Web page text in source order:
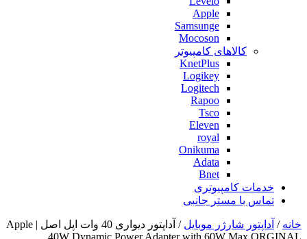
Apple
Samsunge
Mocoson
کالاهای کامپیوتر
KnetPlus
Logikey
Logitech
Rapoo
Tsco
Eleven
royal
Onikuma
Adata
Bnet
خدمات کامپیوتری
تماس با مستر جانبی
خانه / آداپتور شارژر موبایل
/ آداپتور دیواری 40 وات اپل اصل | Apple
40W Dynamic Power Adapter with 60W Max ORGINAL